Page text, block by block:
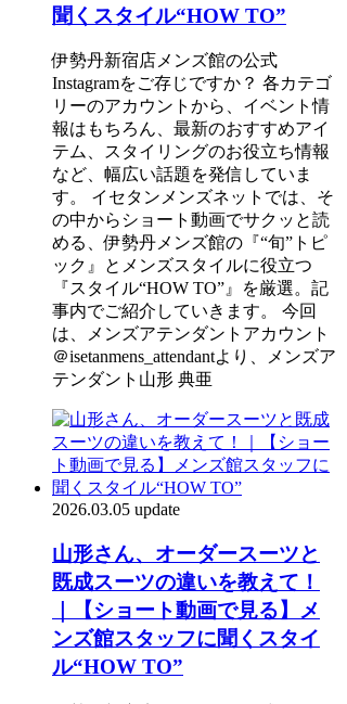
聞くスタイル“HOW TO”
伊勢丹新宿店メンズ館の公式
Instagramをご存じですか？ 各カテゴ
リーのアカウントから、イベント情
報はもちろん、最新のおすすめアイ
テム、スタイリングのお役立ち情報
など、幅広い話題を発信していま
す。 イセタンメンズネットでは、そ
の中からショート動画でサクッと読
める、伊勢丹メンズ館の『“旬”トピ
ック』とメンズスタイルに役立つ
『スタイル“HOW TO”』を厳選。記
事内でご紹介していきます。 今回
は、メンズアテンダントアカウント
＠isetanmens_attendantより、メンズア
テンダント山形 典亜
2026.03.05 update
山形さん、オーダースーツと
既成スーツの違いを教えて！
｜【ショート動画で見る】メ
ンズ館スタッフに聞くスタイ
ル“HOW TO”